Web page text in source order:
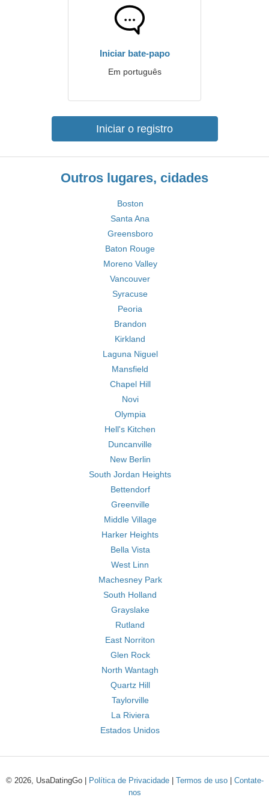
Iniciar bate-papo
Em português
Iniciar o registro
Outros lugares, cidades
Boston
Santa Ana
Greensboro
Baton Rouge
Moreno Valley
Vancouver
Syracuse
Peoria
Brandon
Kirkland
Laguna Niguel
Mansfield
Chapel Hill
Novi
Olympia
Hell's Kitchen
Duncanville
New Berlin
South Jordan Heights
Bettendorf
Greenville
Middle Village
Harker Heights
Bella Vista
West Linn
Machesney Park
South Holland
Grayslake
Rutland
East Norriton
Glen Rock
North Wantagh
Quartz Hill
Taylorville
La Riviera
Estados Unidos
© 2026, UsaDatingGo | Política de Privacidade| Termos de uso| Contate-
nos